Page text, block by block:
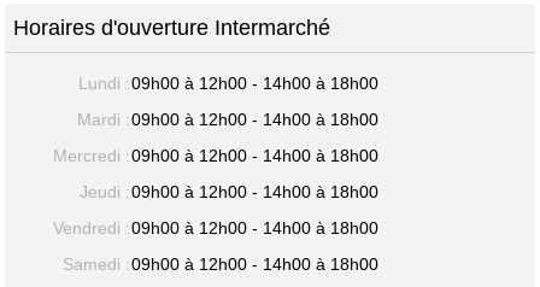
Horaires d'ouverture Intermarché
Lundi :09h00 à 12h00 - 14h00 à 18h00
Mardi :09h00 à 12h00 - 14h00 à 18h00
Mercredi :09h00 à 12h00 - 14h00 à 18h00
Jeudi :09h00 à 12h00 - 14h00 à 18h00
Vendredi :09h00 à 12h00 - 14h00 à 18h00
Samedi :09h00 à 12h00 - 14h00 à 18h00